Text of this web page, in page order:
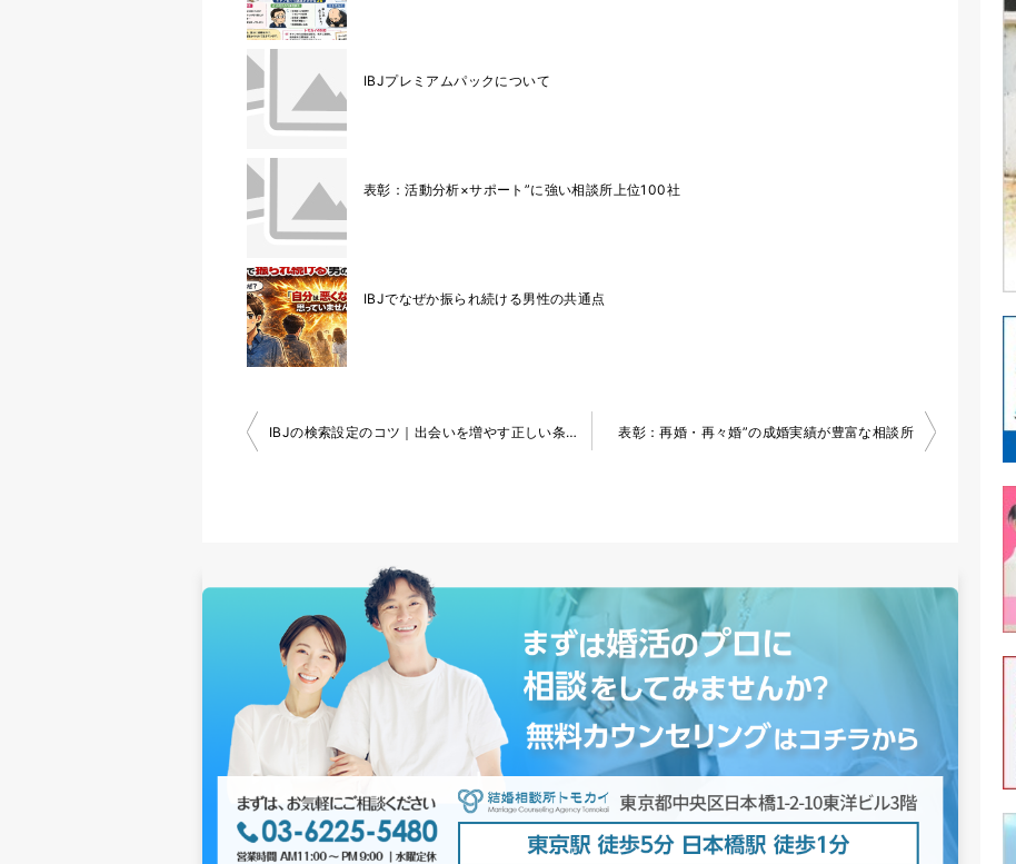
IBJプレミアムパックについて
表彰：活動分析×サポート”に強い相談所上位100社
IBJでなぜか振られ続ける男性の共通点
投
ン
IBJの検索設定のコツ｜出会いを増やす正しい条件の入れ方 表彰：再婚・再々婚”の成婚実績が豊富な相談所